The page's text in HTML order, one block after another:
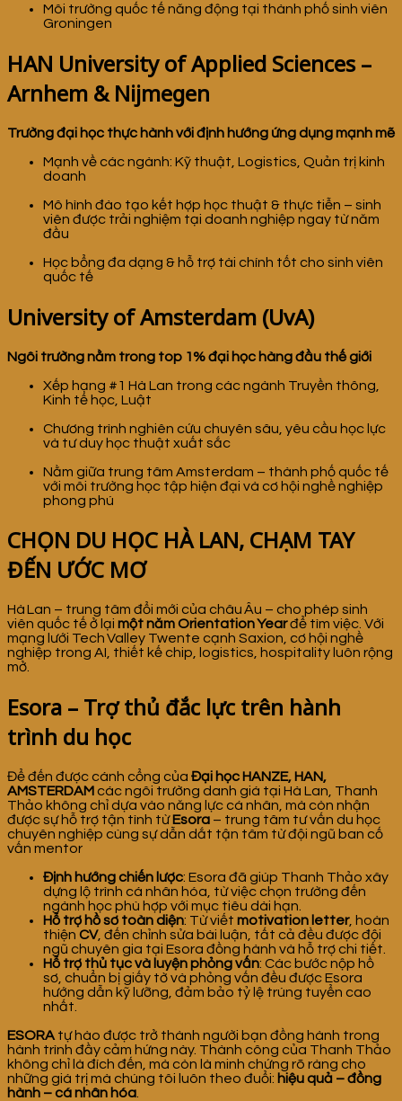
Môi trường quốc tế năng động tại thành phố sinh viên
Groningen
HAN University of Applied Sciences –
Arnhem & Nijmegen
Trường đại học thực hành với định hướng ứng dụng mạnh mẽ
Mạnh về các ngành: Kỹ thuật, Logistics, Quản trị kinh
doanh
Mô hình đào tạo kết hợp học thuật & thực tiễn – sinh
viên được trải nghiệm tại doanh nghiệp ngay từ năm
đầu
Học bổng đa dạng & hỗ trợ tài chính tốt cho sinh viên
quốc tế
University of Amsterdam (UvA)
Ngôi trường nằm trong top 1% đại học hàng đầu thế giới
Xếp hạng #1 Hà Lan trong các ngành Truyền thông,
Kinh tế học, Luật
Chương trình nghiên cứu chuyên sâu, yêu cầu học lực
và tư duy học thuật xuất sắc
Nằm giữa trung tâm Amsterdam – thành phố quốc tế
với môi trường học tập hiện đại và cơ hội nghề nghiệp
phong phú
CHỌN DU HỌC HÀ LAN, CHẠM TAY
ĐẾN ƯỚC MƠ
Hà Lan – trung tâm đổi mới của châu Âu – cho phép sinh
viên quốc tế ở lại một năm Orientation Yearđể tìm việc. Với
mạng lưới Tech Valley Twente cạnh Saxion, cơ hội nghề
nghiệp trong AI, thiết kế chip, logistics, hospitality luôn rộng
mở.
Esora – Trợ thủ đắc lực trên hành
trình du học
Để đến được cánh cổng của Đại học HANZE, HAN,
AMSTERDAMcác ngôi trường danh giá tại Hà Lan, Thanh
Thảo không chỉ dựa vào năng lực cá nhân, mà còn nhận
được sự hỗ trợ tận tình từEsora – trung tâm tư vấn du học
chuyên nghiệp cùng sự dẫn dắt tận tâm từ đội ngũ ban cố
vấn mentor
Định hướng chiến lược: Esora đã giúp Thanh Thảo xây
dựng lộ trình cá nhân hóa, từ việc chọn trường đến
ngành học phù hợp với mục tiêu dài hạn.
Hỗ trợ hồ sơ toàn diện: Từ viết motivation letter, hoàn
thiện CV, đến chỉnh sửa bài luận, tất cả đều được đội
ngũ chuyên gia tại Esora đồng hành và hỗ trợ chi tiết.
Hỗ trợ thủ tục và luyện phỏng vấn: Các bước nộp hồ
sơ, chuẩn bị giấy tờ và phỏng vấn đều được Esora
hướng dẫn kỹ lưỡng, đảm bảo tỷ lệ trúng tuyển cao
nhất.
ESORA tự hào được trở thành người bạn đồng hành trong
hành trình đầy cảm hứng này. Thành công của Thanh Thảo
không chỉ là đích đến, mà còn là minh chứng rõ ràng cho
những giá trị mà chúng tôi luôn theo đuổi: hiệu quả – đồng
hành – cá nhân hóa